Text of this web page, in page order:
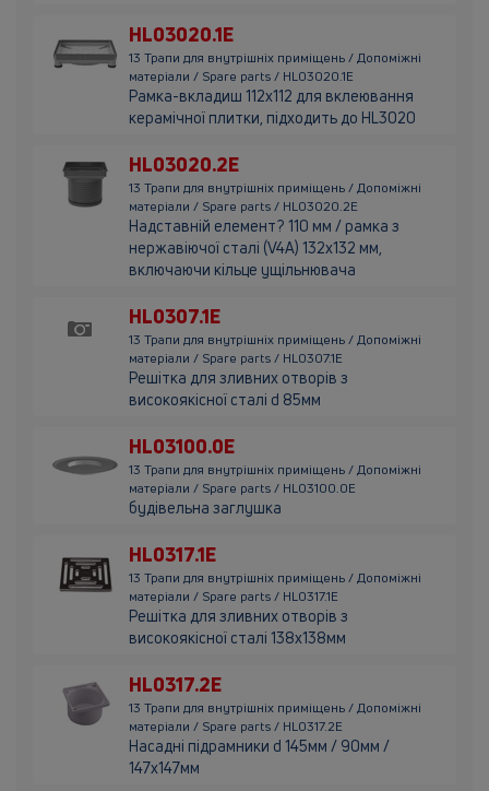
HL03020.1E
13 Трапи для внутрішніх приміщень / Допоміжні
матеріали / Spare parts / HL03020.1E
Рамка-вкладиш 112х112 для вклеювання
керамічної плитки, підходить до HL3020
HL03020.2E
13 Трапи для внутрішніх приміщень / Допоміжні
матеріали / Spare parts / HL03020.2E
Надставній елемент? 110 мм / рамка з
нержавіючої сталі (V4A) 132x132 мм,
включаючи кільце ущільнювача
HL0307.1E
13 Трапи для внутрішніх приміщень / Допоміжні
матеріали / Spare parts / HL0307.1E
Решітка для зливних отворів з
високоякісної сталі d 85мм
HL03100.0E
13 Трапи для внутрішніх приміщень / Допоміжні
матеріали / Spare parts / HL03100.0E
будівельна заглушка
HL0317.1E
13 Трапи для внутрішніх приміщень / Допоміжні
матеріали / Spare parts / HL0317.1E
Решітка для зливних отворів з
високоякісної сталі 138х138мм
HL0317.2E
13 Трапи для внутрішніх приміщень / Допоміжні
матеріали / Spare parts / HL0317.2E
Насадні підрамники d 145мм / 90мм /
147х147мм